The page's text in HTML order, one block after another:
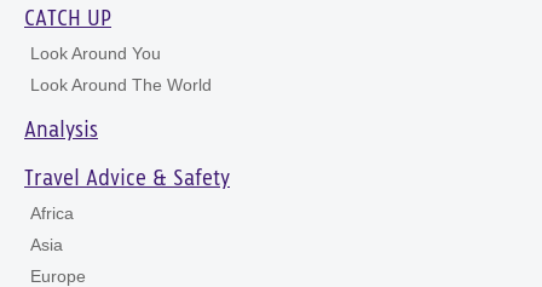
CATCH UP
Look Around You
Look Around The World
Analysis
Travel Advice & Safety
Africa
Asia
Europe